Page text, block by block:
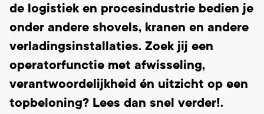
de logistiek en procesindustrie bedien je
onder andere shovels, kranen en andere
verladingsinstallaties. Zoek jij een
operatorfunctie met afwisseling,
verantwoordelijkheid én uitzicht op een
topbeloning? Lees dan snel verder!.